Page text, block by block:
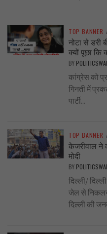
TOP BANNER
नोटा से डरी
क्यों पूछा कि
BY
कांग्रेस को
गिनती में
पार्टी...
TOP BANNER
केजरीवाल ने
मोदी
BY
दिल्ली/
जेल से निकलने
दिल्ली की